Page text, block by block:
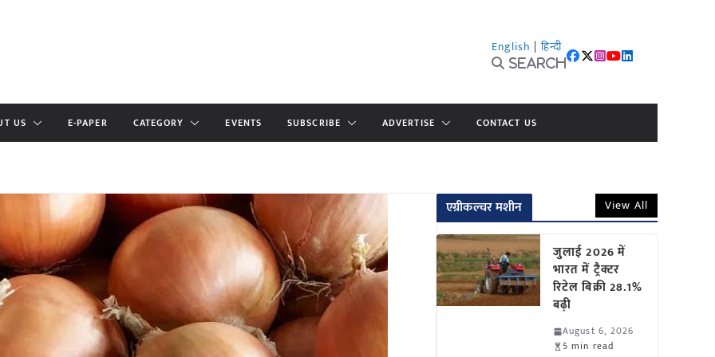
English | हिन्दी
Search
US E-PAPER CATEGORY EVENTS SUBSCRIBE ADVERTISE CONTACT US
एग्रीकल्चर मशीन View All
जुलाई 2026 में
भारत में ट्रैक्टर
रिटेल बिक्री 28.1%
बढ़ी
August 6, 2026
5 min read